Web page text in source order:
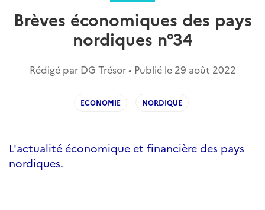
Brèves économiques des pays
nordiques n°34
Rédigé par DG Trésor • Publié le 29 août 2022
ECONOMIE NORDIQUE
L'actualité économique et financière des pays
nordiques.